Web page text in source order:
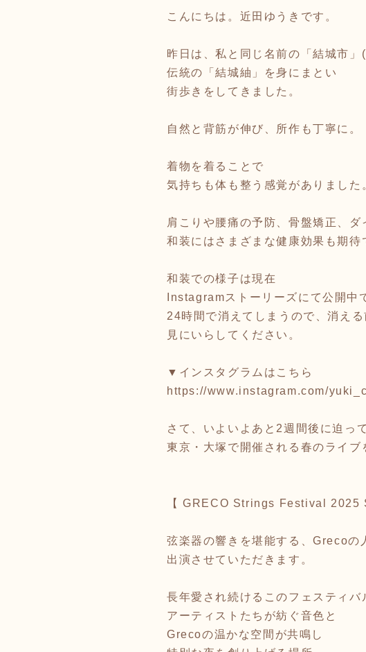
こんにちは。近田ゆうきです。
昨日は、私と同じ名前の「結城市」
伝統の「結城紬」を身にまとい
街歩きをしてきました。
自然と背筋が伸び、所作も丁寧に。
着物を着ることで
気持ちも体も整う感覚がありました
肩こりや腰痛の予防、骨盤矯正、ダ
和装にはさまざまな健康効果も期待
和装での様子は現在
Instagramストーリーズにて公開中
24時間で消えてしまうので、消える
見にいらしてください。
▼インスタグラムはこちら
https://www.instagram.com/
さて、いよいよあと2週間後に迫っ
東京・大塚で開催される春のライブ
【 GRECO Strings Festival 2025
弦楽器の響きを堪能する、Grecoの
出演させていただきます。
長年愛され続けるこのフェスティバ
アーティストたちが紡ぐ音色と
Grecoの温かな空間が共鳴し